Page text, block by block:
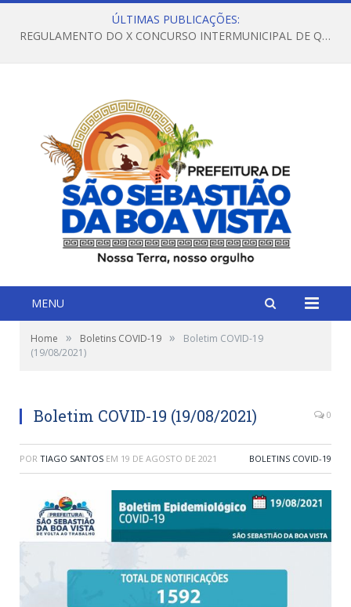
ÚLTIMAS PUBLICAÇÕES:
REGULAMENTO DO X CONCURSO INTERMUNICIPAL DE QUADRILHAS JUNINAS – 2026 – ARRAIÁ DA VENEZA
MENU
Home » Boletins COVID-19 »
Boletim COVID-19
(19/08/2021)
Boletim COVID-19 (19/08/2021) 0
POR TIAGO SANTOS EM 19 DE AGOSTO DE 2021 BOLETINS COVID-19